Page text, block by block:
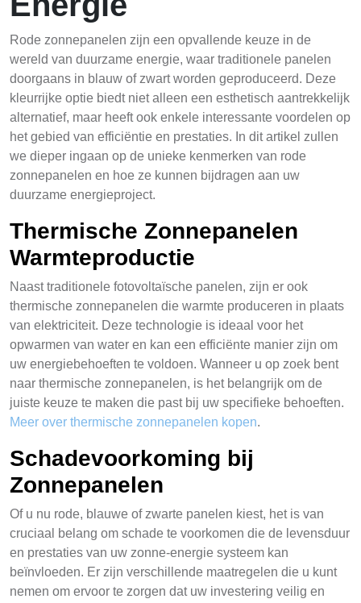
Rode zonnepanelen zijn een opvallende keuze in de
wereld van duurzame energie, waar traditionele panelen
doorgaans in blauw of zwart worden geproduceerd. Deze
kleurrijke optie biedt niet alleen een esthetisch aantrekkelijk
alternatief, maar heeft ook enkele interessante voordelen op
het gebied van efficiëntie en prestaties. In dit artikel zullen
we dieper ingaan op de unieke kenmerken van rode
zonnepanelen en hoe ze kunnen bijdragen aan uw
duurzame energieproject.
Thermische Zonnepanelen
Warmteproductie
Naast traditionele fotovoltaïsche panelen, zijn er ook
thermische zonnepanelen die warmte produceren in plaats
van elektriciteit. Deze technologie is ideaal voor het
opwarmen van water en kan een efficiënte manier zijn om
uw energiebehoeften te voldoen. Wanneer u op zoek bent
naar thermische zonnepanelen, is het belangrijk om de
juiste keuze te maken die past bij uw specifieke behoeften.
Meer over thermische zonnepanelen kopen.
Schadevoorkoming bij
Zonnepanelen
Of u nu rode, blauwe of zwarte panelen kiest, het is van
cruciaal belang om schade te voorkomen die de levensduur
en prestaties van uw zonne-energie systeem kan
beïnvloeden. Er zijn verschillende maatregelen die u kunt
nemen om ervoor te zorgen dat uw investering veilig en